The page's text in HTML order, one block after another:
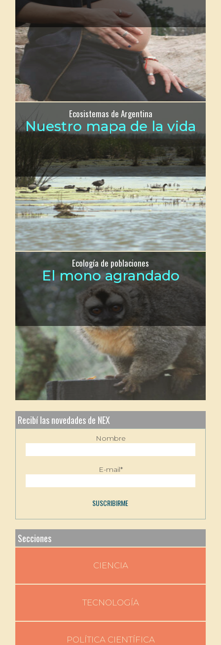
Ecosistemas de Argentina
Nuestro mapa de la vida
Ecología de poblaciones
El mono agrandado
Recibí las novedades de NEX
Nombre
E-mail*
Secciones
CIENCIA
TECNOLOGÍA
POLÍTICA CIENTÍFICA